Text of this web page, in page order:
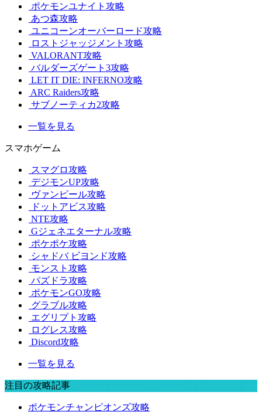
ポケモンユナイト攻略
あつ森攻略
ユニコーンオーバーロード攻略
ロストジャッジメント攻略
VALORANT攻略
バルダーズゲート3攻略
LET IT DIE: INFERNO攻略
ARC Raiders攻略
サブノーティカ2攻略
一覧を見る
スマホゲーム
スマグロ攻略
デジモンUP攻略
ヴァンピール攻略
ドットアビス攻略
NTE攻略
Gジェネエターナル攻略
ポケポケ攻略
シャドバ ビヨンド攻略
モンスト攻略
パズドラ攻略
ポケモンGO攻略
グラブル攻略
エグリプト攻略
ログレス攻略
Discord攻略
一覧を見る
注目の攻略記事
ポケモンチャンピオンズ攻略